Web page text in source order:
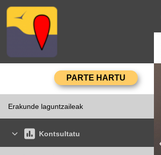
Erakunde laguntzaileak
Kontsultatu